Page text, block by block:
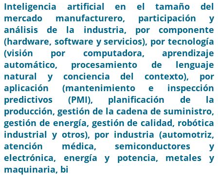
Inteligencia artificial en el tamaño del
mercado manufacturero, participación y
análisis de la industria, por componente
(hardware, software y servicios), por tecnología
(visión por computadora, aprendizaje
automático, procesamiento de lenguaje
natural y conciencia del contexto), por
aplicación (mantenimiento e inspección
predictivos (PMI), planificación de la
producción, gestión de la cadena de suministro,
gestión de energía, gestión de calidad, robótica
industrial y otros), por industria (automotriz,
atención médica, semiconductores y
electrónica, energía y potencia, metales y
maquinaria, bi